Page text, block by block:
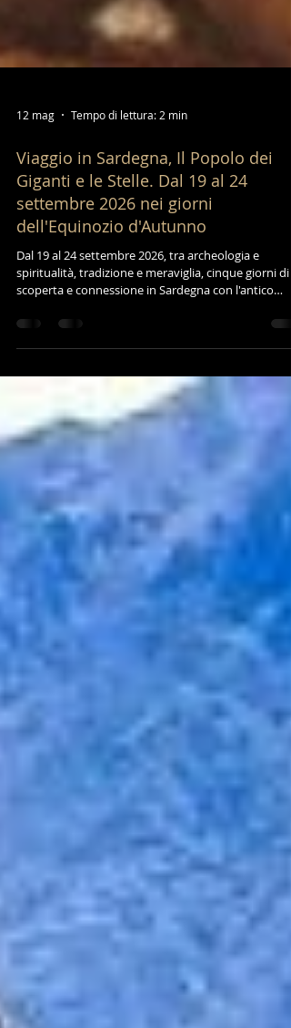
12 mag Tempo di lettura: 2 min
Viaggio in Sardegna, Il Popolo dei
Giganti e le Stelle. Dal 19 al 24
settembre 2026 nei giorni
dell'Equinozio d'Autunno
spiritualità, tradizione e meraviglia, cinque giorni di